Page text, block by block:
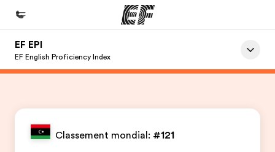
Accueil
EF EPI
EF English Proficiency Index
Classement mondial: #121